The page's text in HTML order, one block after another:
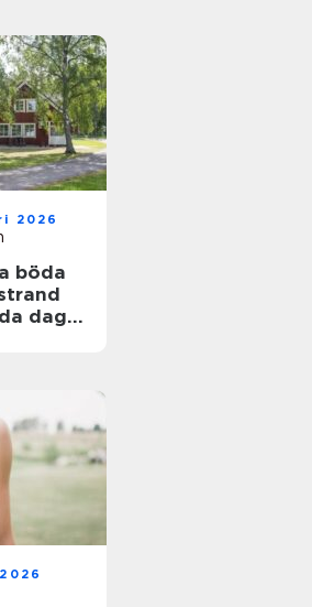
2026
böda
dagar